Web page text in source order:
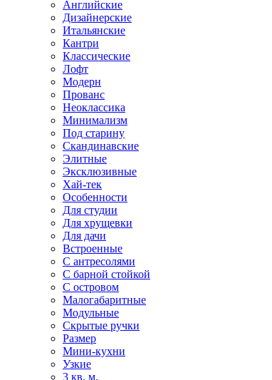
Английские
Дизайнерские
Итальянские
Кантри
Классические
Лофт
Модерн
Прованс
Неоклассика
Минимализм
Под старину
Скандинавские
Элитные
Эксклюзивные
Хай-тек
Особенности
Для студии
Для хрущевки
Для дачи
Встроенные
С антресолями
С барной стойкой
С островом
Малогабаритные
Модульные
Скрытые ручки
Размер
Мини-кухни
Узкие
3 кв. м.